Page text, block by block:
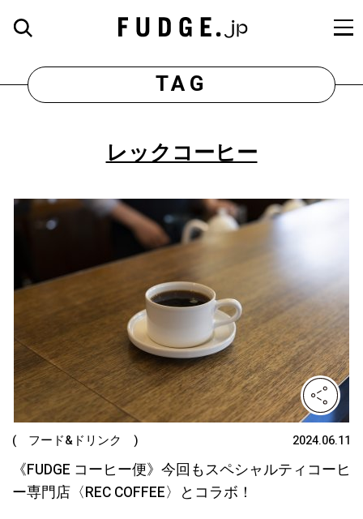
TAG
レックコーヒー
( フード&ドリンク ) 2024.06.11
《FUDGE コーヒー便》今回もスペシャルティコーヒ
ー専門店〈REC COFFEE〉とコラボ！